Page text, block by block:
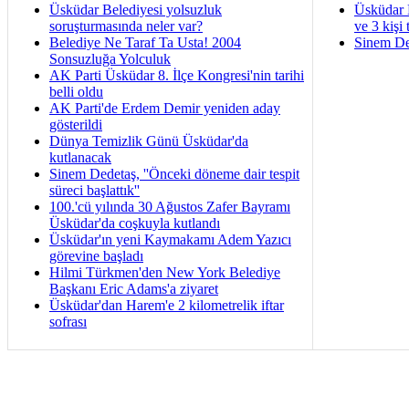
Üsküdar Belediyesi yolsuzluk
soruşturmasında neler var?
Belediye Ne Taraf Ta Usta! 2004
Sonsuzluğa Yolculuk
AK Parti Üsküdar 8. İlçe Kongresi'nin tarihi
belli oldu
AK Parti'de Erdem Demir yeniden aday
gösterildi
Dünya Temizlik Günü Üsküdar'da
kutlanacak
Sinem Dedetaş, ''Önceki döneme dair tespit
süreci başlattık''
100.'cü yılında 30 Ağustos Zafer Bayramı
Üsküdar'da coşkuyla kutlandı
Üsküdar'ın yeni Kaymakamı Adem Yazıcı
görevine başladı
Hilmi Türkmen'den New York Belediye
Başkanı Eric Adams'a ziyaret
Üsküdar'dan Harem'e 2 kilometrelik iftar
sofrası
Üsküdar
ve 3 kişi
Sinem